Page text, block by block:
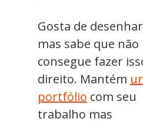
Gosta de desenhar
mas sabe que não
consegue fazer
direito. Mantém
portfólio com seu
trabalho mas